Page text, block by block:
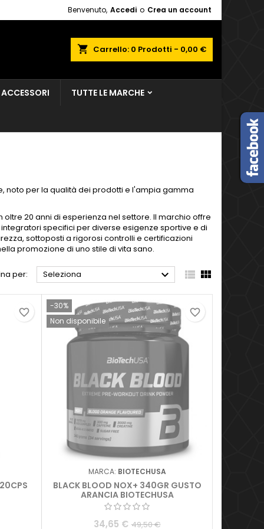
Benvenuto, Accedi o Crea un account
shopping_cart Carrello: 0 Prodotti - 0,00 €
ACCESSORI TUTTE LE MARCHE
noto per la qualità dei prodotti e l'ampia gamma
20 anni di esperienza nel settore. Il marchio offre
specifici per diverse esigenze sportive e di
sottoposti a rigorosi controlli e certificazioni
promozione di uno stile di vita sano.
per: Seleziona   
favorite_border
-30%
Non disponibile
MARCA: BIOTECHUSA
BLACK BLOOD NOX+ 340GR GUSTO
ARANCIA BIOTECHUSA
34,65 € 49,50 €
favorite_border